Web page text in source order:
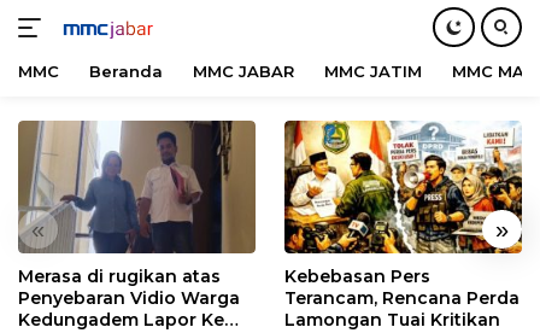
konten
MMC Beranda MMC JABAR MMC JATIM MMC
« »
Merasa di rugikan atas
Penyebaran Vidio Warga
Kedungadem Lapor Ke
Kebebasan Pers
Terancam, Rencana Perda
Lamongan Tuai Kritikan